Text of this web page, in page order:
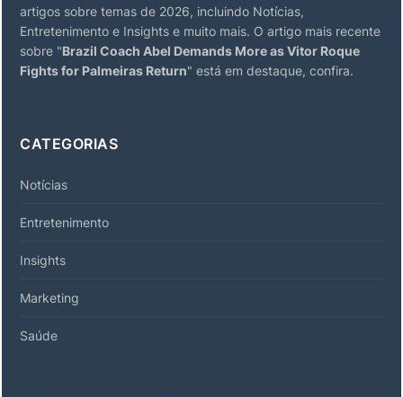
artigos sobre temas de 2026, incluindo Notícias,
Entretenimento e Insights e muito mais. O artigo mais recente
sobre "Brazil Coach Abel Demands More as Vitor Roque
Fights for Palmeiras Return" está em destaque, confira.
CATEGORIAS
Notícias
Entretenimento
Insights
Marketing
Saúde